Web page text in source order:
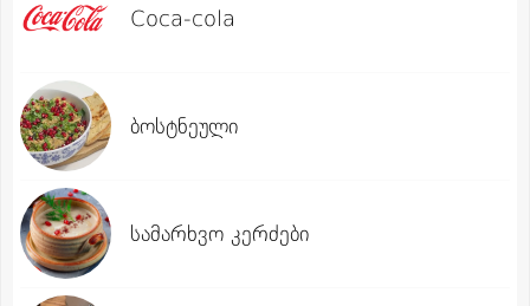
Coca-cola
ბოსტნეული
სამარხვო კერძები